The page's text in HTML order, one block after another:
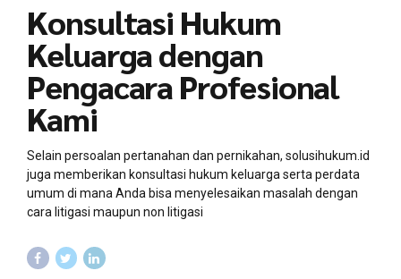
Konsultasi Hukum
Keluarga dengan
Pengacara Profesional
Kami
Selain persoalan pertanahan dan pernikahan, solusihukum.id
juga memberikan konsultasi hukum keluarga serta perdata
umum di mana Anda bisa menyelesaikan masalah dengan
cara litigasi maupun non litigasi